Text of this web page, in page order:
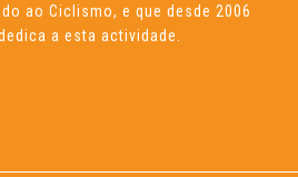
ao Ciclismo, e que desde 2006
a esta actividade.